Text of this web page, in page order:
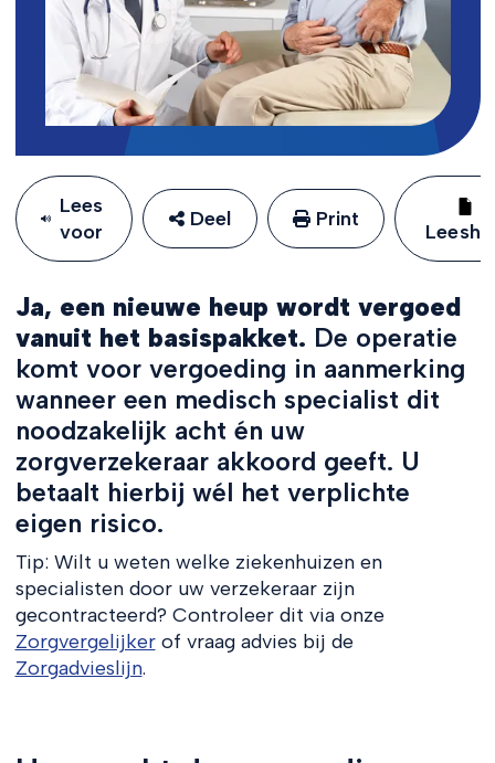
Lees
voor
Deel Print
Ja, een nieuwe heup wordt vergoed
vanuit het basispakket. De operatie
komt voor vergoeding in aanmerking
wanneer een medisch specialist dit
noodzakelijk acht én uw
zorgverzekeraar akkoord geeft. U
betaalt hierbij wél het verplichte
eigen risico.
Tip: Wilt u weten welke ziekenhuizen en
specialisten door uw verzekeraar zijn
gecontracteerd? Controleer dit via onze
Zorgvergelijkerof vraag advies bij de
Zorgadvieslijn.